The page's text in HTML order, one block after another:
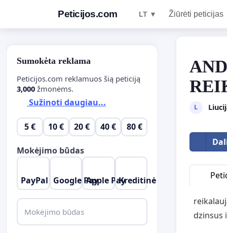
Peticijos.com LT ▼ Žiūrėti peticijas
L
dzinsus
Sumokėta reklama
Peticijos.com reklamuos šią peticiją
3,000 žmonėms.
Sužinoti daugiau...
5 € 10 € 20 € 40 € 80 €
Mokėjimo būdas
PayPal Google PayApple PayKreditinė kordelė
Mokėjimo būdas